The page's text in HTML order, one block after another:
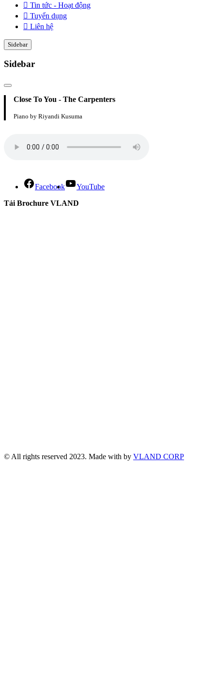
Tin tức - Hoạt động
Tuyển dụng
Liên hệ
Sidebar
Sidebar
Close To You - The Carpenters
Piano by Riyandi Kusuma
Facebook
YouTube
Tải Brochure VLAND
© All rights reserved 2023. Made with by VLAND CORP